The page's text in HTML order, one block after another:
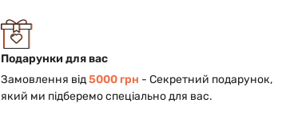
Подарунки для вас
Замовлення від5000 грн - Cекретний подарунок,
який ми підберемо спеціально для вас.